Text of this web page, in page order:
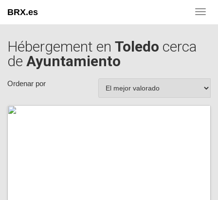
BRX.es
Hébergement en Toledo cerca
de Ayuntamiento
Ordenar por